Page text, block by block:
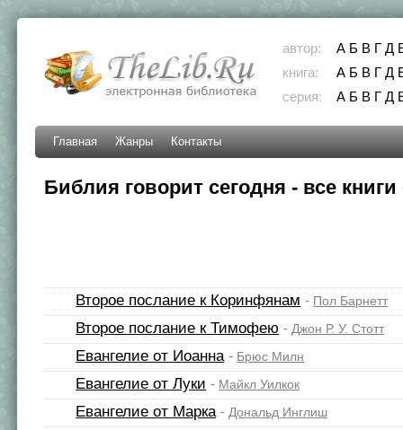
автор: А Б В Г Д
книга:
А Б В Г Д
серия:
А Б В Г Д
Главная Жанры Контакты
Библия говорит сегодня - все
Второе послание к Коринфянам - Пол Барнетт
Второе послание к Тимофею - Джон Р. У. Стотт
Евангелие от Иоанна - Брюс Милн
Евангелие от Луки - Майкл Уилкок
Евангелие от Марка - Дональд Инглиш